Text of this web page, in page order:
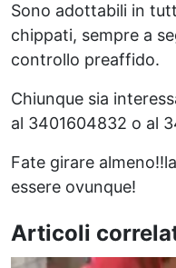
Sono adottabili in
chippati, sempre a
controllo preaffido.
Chiunque sia
al 3401604832 o al
Fate girare
essere ovunque!
Articoli